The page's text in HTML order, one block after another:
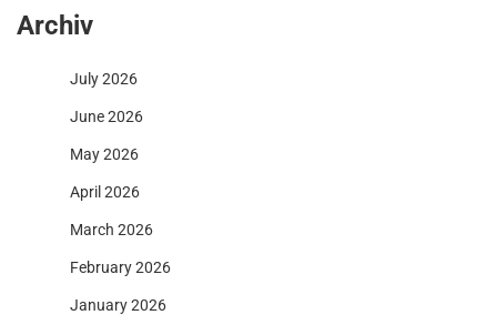
Archiv
July 2026
June 2026
May 2026
April 2026
March 2026
February 2026
January 2026